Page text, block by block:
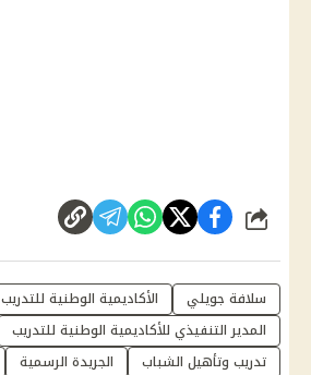
شارك
سلافة جويلي الأكاديمية الوطنية للتدريب
المدير التنفيذي للأكاديمية الوطنية للتدريب
تدريب وتأهيل الشباب
الجريدة الرسمية